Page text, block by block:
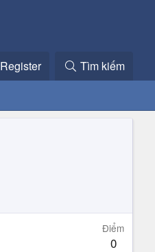
Register Tìm kiếm
Điểm
0